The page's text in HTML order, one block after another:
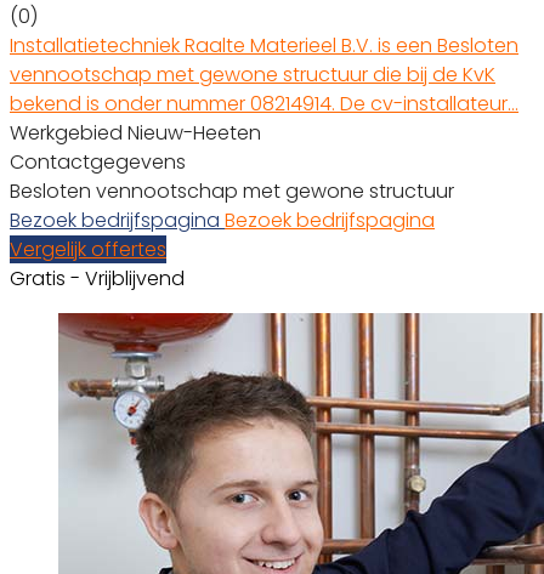
(0)
Installatietechniek Raalte Materieel B.V. is een Besloten
vennootschap met gewone structuur die bij de KvK
bekend is onder nummer 08214914. De cv-installateur…
Werkgebied Nieuw-Heeten
Contactgegevens
Besloten vennootschap met gewone structuur
Bezoek bedrijfspagina Bezoek bedrijfspagina
Vergelijk offertes
Gratis - Vrijblijvend